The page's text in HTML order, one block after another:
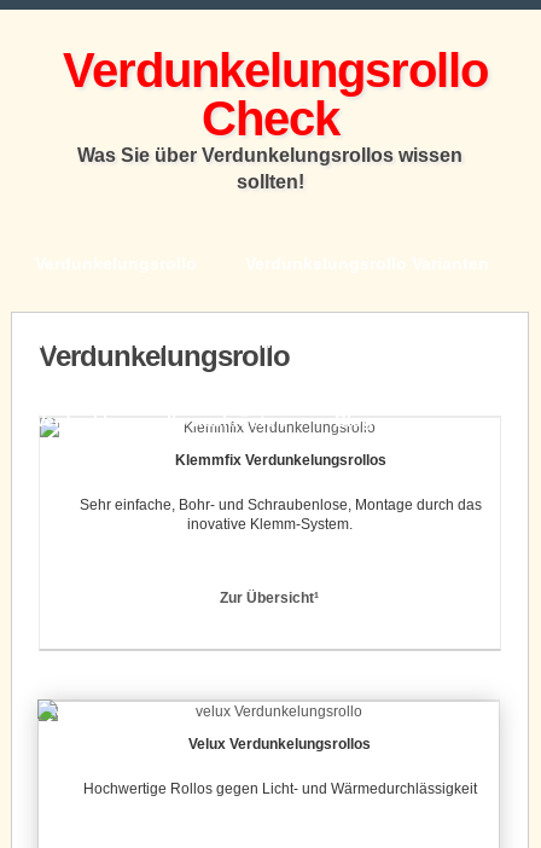
Verdunkelungsrollo
Check
Was Sie über Verdunkelungsrollos wissen
sollten!
Verdunkelungsrollo für Dachfenster
Verdunklungsrollo nachrüsten Blog
Verdunkelungsrollo
Klemmfix Verdunkelungsrollos
Sehr einfache, Bohr- und Schraubenlose, Montage durch das
inovative Klemm-System.
Zur Übersicht¹
Velux Verdunkelungsrollos
Hochwertige Rollos gegen Licht- und Wärmedurchlässigkeit
Datenschutzerklärung lesen